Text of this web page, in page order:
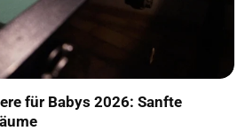
für Babys 2026: Sanfte